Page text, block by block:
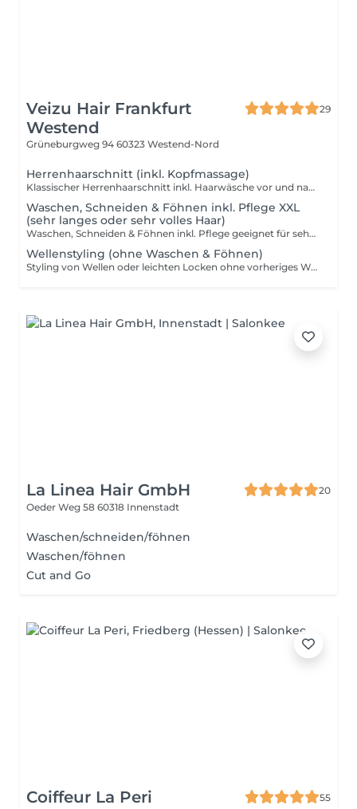
Veizu Hair Frankfurt
Westend
29
Grüneburgweg 94 60323 Westend-Nord
Herrenhaarschnitt (inkl. Kopfmassage)
Klassischer Herrenhaarschnitt inkl. Haarwäsche vor und nach dem Schnitt, entspannender Kopfmassage und professionellem Styling.
Waschen, Schneiden & Föhnen inkl. Pflege XXL
(sehr langes oder sehr volles Haar)
Waschen, Schneiden & Föhnen inkl. Pflege geeignet für sehr langes oder besonders volles Haar (z. B. ab mittlerem Rücken bis Taille oder bei sehr dichter Haarstruktur). Für diesen Termin ist ein entsprechend längerer Zeitrahmen vorgesehen. Wir sorgen für ein gepflegtes, typgerechtes Ergebnis mit anschließendem Styling.
Wellenstyling (ohne Waschen & Föhnen)
Styling von Wellen oder leichten Locken ohne vorheriges Waschen und Föhnen. Bitte komme mit frisch gewaschenem und glatt geföhnten Haar, damit wir ein optimales und haltbares Ergebnis erzielen können. Diese Leistung beinhaltet kein Waschen, Föhnen sowie keine Steck- oder Flechtfrisuren.
La Linea Hair GmbH
20
Oeder Weg 58 60318 Innenstadt
Waschen/schneiden/föhnen
Waschen/föhnen
Cut and Go
Coiffeur La Peri
55